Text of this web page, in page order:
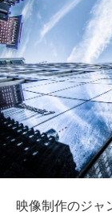
映像制作のジャ